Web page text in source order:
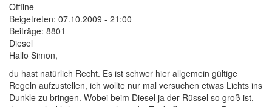
Offline
Beigetreten: 07.10.2009 - 21:00
Beiträge: 8801
Diesel
Hallo Simon,
du hast natürlich Recht. Es ist schwer hier allgemein gültige
Regeln aufzustellen, ich wollte nur mal versuchen etwas Lichts ins
Dunkle zu bringen. Wobei beim Diesel ja der Rüssel so groß ist,